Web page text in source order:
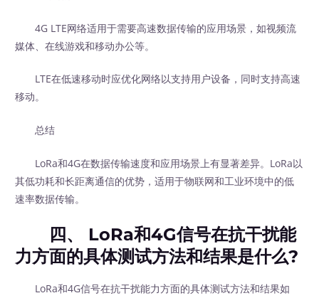
4G LTE网络适用于需要高速数据传输的应用场景，如视频流
媒体、在线游戏和移动办公等。
LTE在低速移动时应优化网络以支持用户设备，同时支持高速
移动。
总结
LoRa和4G在数据传输速度和应用场景上有显著差异。LoRa以
其低功耗和长距离通信的优势，适用于物联网和工业环境中的低
速率数据传输。
四、 LoRa和4G信号在抗干扰能
力方面的具体测试方法和结果是什么?
LoRa和4G信号在抗干扰能力方面的具体测试方法和结果如